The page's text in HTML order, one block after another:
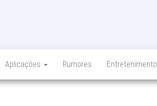
Aplicações Rumores Entretenimento